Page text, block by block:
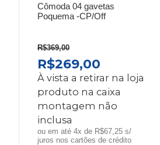
Cômoda 04 gavetas
Poquema -CP/Off
R$369,00
O
PREÇO
ORIGINAL
ERA:
R$369,00.
R$269,00
PREÇO
ATUAL
É:
À vista a retirar na loja
produto na caixa
montagem não
inclusa
ou em até 4x de R$67,25 s/
juros nos cartões de crédito